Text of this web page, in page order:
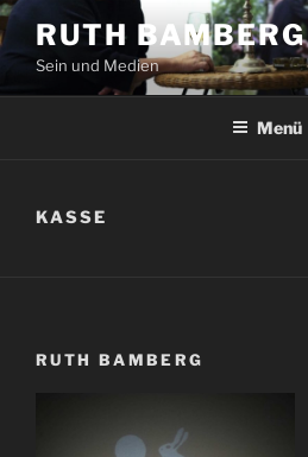
Zum
Inhalt
springen
RUTH BAMBERG
Sein und Medien
Menü
KASSE
RUTH BAMBERG